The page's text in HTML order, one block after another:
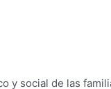
y social de las